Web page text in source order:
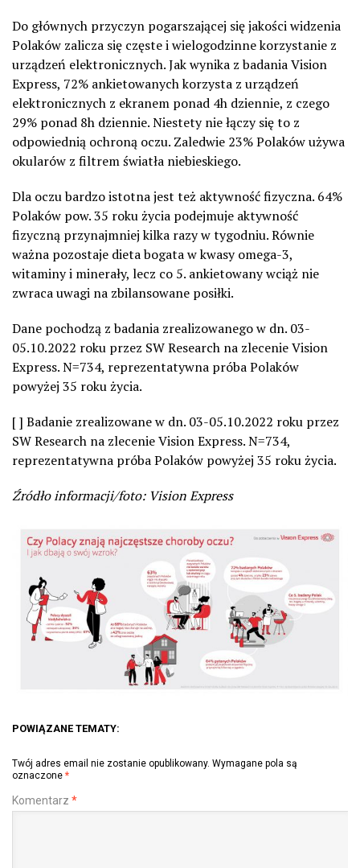
Do głównych przyczyn pogarszającej się jakości widzenia
Polaków zalicza się częste i wielogodzinne korzystanie z
urządzeń elektronicznych. Jak wynika z badania Vision
Express, 72% ankietowanych korzysta z urządzeń
elektronicznych z ekranem ponad 4h dziennie, z czego
29% ponad 8h dziennie. Niestety nie łączy się to z
odpowiednią ochroną oczu. Zaledwie 23% Polaków używa
okularów z filtrem światła niebieskiego.
Dla oczu bardzo istotna jest też aktywność fizyczna. 64%
Polaków pow. 35 roku życia podejmuje aktywność
fizyczną przynajmniej kilka razy w tygodniu. Równie
ważna pozostaje dieta bogata w kwasy omega-3,
witaminy i minerały, lecz co 5. ankietowany wciąż nie
zwraca uwagi na zbilansowane posiłki.
Dane pochodzą z badania zrealizowanego w dn. 03-
05.10.2022 roku przez SW Research na zlecenie Vision
Express. N=734, reprezentatywna próba Polaków
powyżej 35 roku życia.
[ ] Badanie zrealizowane w dn. 03-05.10.2022 roku przez
SW Research na zlecenie Vision Express. N=734,
reprezentatywna próba Polaków powyżej 35 roku życia.
Źródło informacji/foto: Vision Express
POWIĄZANE TEMATY:
Twój adres email nie zostanie opublikowany. Wymagane pola są
oznaczone *
Komentarz *